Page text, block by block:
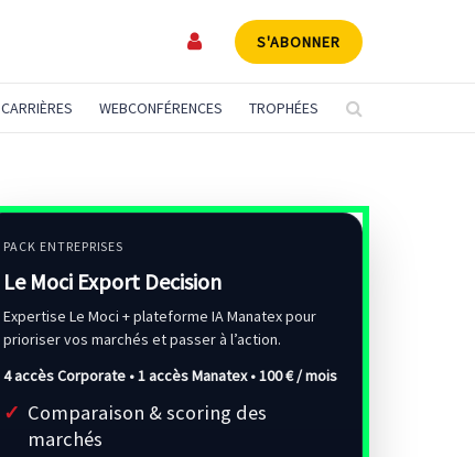
S'ABONNER
CARRIÈRES WEBCONFÉRENCES TROPHÉES
PACK ENTREPRISES
Le Moci Export Decision
Expertise Le Moci + plateforme IA Manatex pour
prioriser vos marchés et passer à l’action.
4 accès Corporate • 1 accès Manatex •100 € / mois
Comparaison & scoring des
marchés